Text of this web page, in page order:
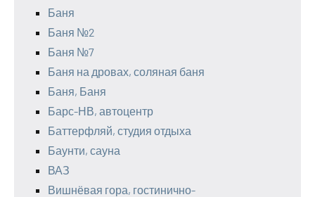
Баня
Баня №2
Баня №7
Баня на дровах, соляная баня
Баня, Баня
Барс-НВ, автоцентр
Баттерфляй, студия отдыха
Баунти, сауна
ВАЗ
Вишнёвая гора, гостинично-